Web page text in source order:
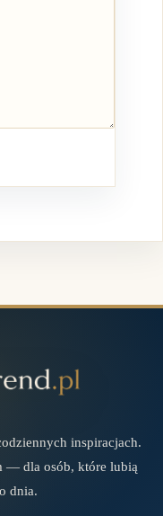
inspiracjach.
— dla osób, które lubią
dnia.